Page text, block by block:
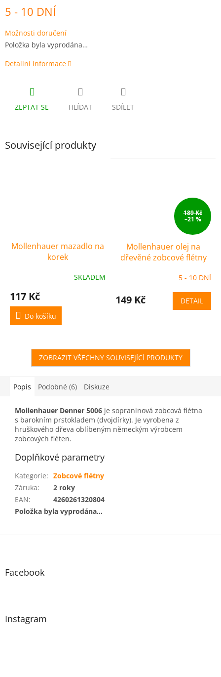
cena:
5 - 10 DNÍ
Možnosti doručení
Položka byla vyprodána…
Detailní informace
ZEPTAT SE HLÍDAT SDÍLET
Související produkty
Mollenhauer mazadlo na
korek
SKLADEM
117 Kč
Do košíku
189 Kč
–21 %
Mollenhauer olej na
dřevěné zobcové flétny
5 - 10 DNÍ
149 Kč DETAIL
ZOBRAZIT VŠECHNY SOUVISEJÍCÍ PRODUKTY
Popis Podobné (6) Diskuze
Mollenhauer Denner 5006 je sopraninová zobcová flétna
s barokním prstokladem (dvojdírky). Je vyrobena z
hruškového dřeva oblíbeným německým výrobcem
zobcových fléten.
Doplňkové parametry
Kategorie: Zobcové flétny
Záruka:
2 roky
EAN:
4260261320804
Položka byla vyprodána…
Z
Facebook
Instagram